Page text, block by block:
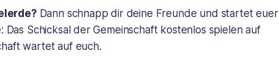
Dann schnapp dir deine Freunde und startet euer
Schicksal der Gemeinschaft kostenlos spielen auf
wartet auf euch.